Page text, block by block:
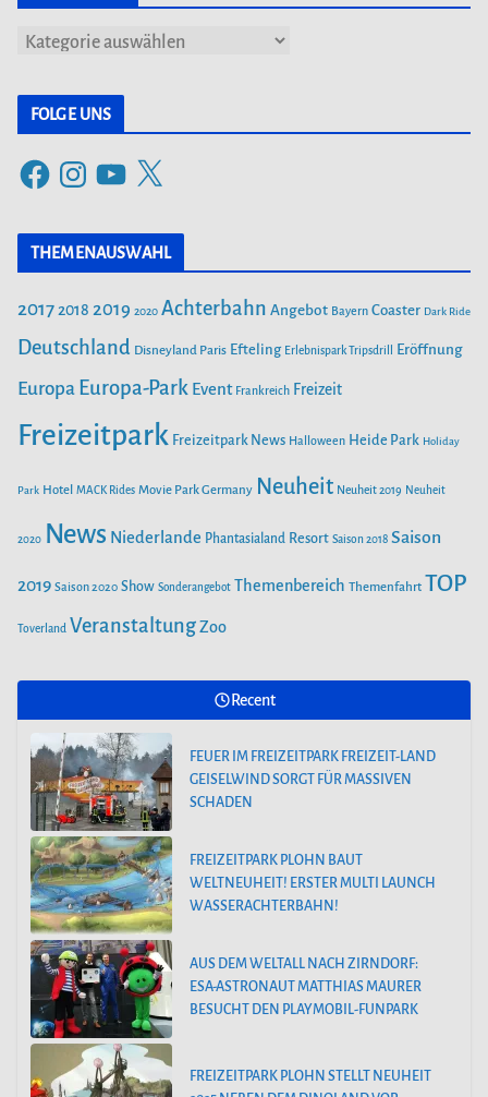
g
e
n
FOLGE UNS
F
c
o
o
s
t
g
r
Y
u
T
b
e
X
THEMENAUSWAHL
20172018 2019 2020 Achterbahn Angebot Bayern Coaster Dark Ride
Deutschland Disneyland Paris Efteling Erlebnispark Tripsdrill Eröffnung
Europa Europa-Park Event Frankreich Freizeit
Freizeitpark Freizeitpark News Halloween Heide Park Holiday
Park Hotel MACK Rides Movie Park Germany Neuheit Neuheit 2019 Neuheit
2020 News Niederlande Phantasialand Resort Saison 2018 Saison
2019 Saison 2020 Show Sonderangebot Themenbereich Themenfahrt TOP
Toverland VeranstaltungZoo
Recent
FEUER IM FREIZEITPARK FREIZEIT-LAND
GEISELWIND SORGT FÜR MASSIVEN
SCHADEN
FREIZEITPARK PLOHN BAUT
WELTNEUHEIT! ERSTER MULTI LAUNCH
WASSERACHTERBAHN!
AUS DEM WELTALL NACH ZIRNDORF:
ESA-ASTRONAUT MATTHIAS MAURER
BESUCHT DEN PLAYMOBIL-FUNPARK
FREIZEITPARK PLOHN STELLT NEUHEIT